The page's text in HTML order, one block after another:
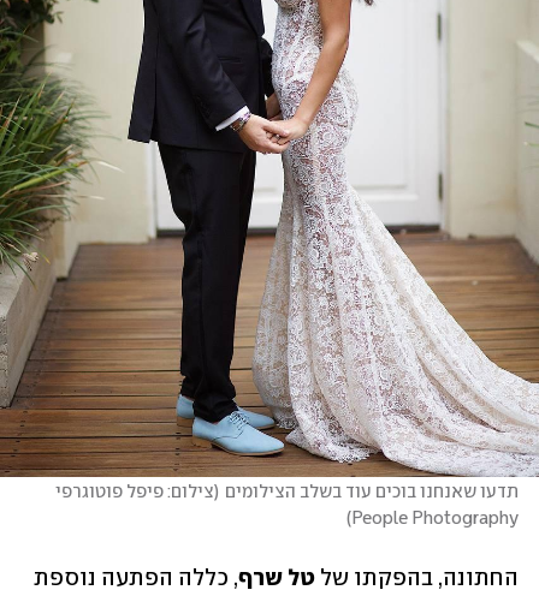
תדעו שאנחנו בוכים עוד בשלב הצילומים (
People Photography
)
החתונה, בהפקתו של טל שרף